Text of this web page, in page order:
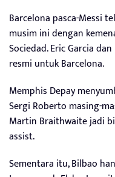
Barcelona pasca-Messi
musim ini dengan
Sociedad. Eric Garcia
resmi untuk Barcelona.
Memphis Depay
Sergi Roberto masing-
Martin Braithwaite jadi
assist.
Sementara itu, Bilbao